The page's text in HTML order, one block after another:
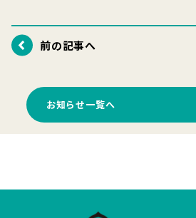
前の記事へ
お知らせ一覧へ